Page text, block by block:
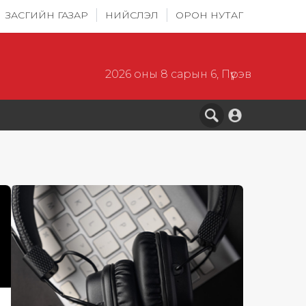
ЗАСГИЙН ГАЗАР НИЙСЛЭЛ ОРОН НУТАГ
2026 оны 8 сарын 6, Пүрэв